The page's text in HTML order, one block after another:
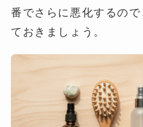
番でさらに悪化するの
ておきましょう。